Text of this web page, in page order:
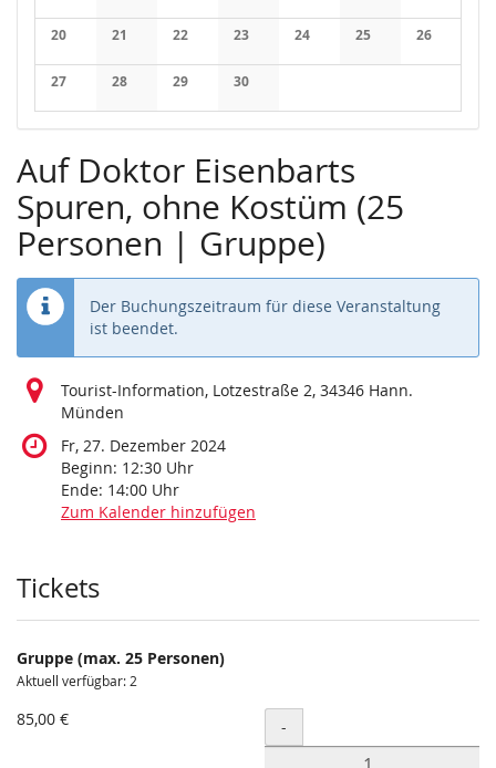
Keine Veranstaltungen
Keine Veranstaltungen
Keine Veranstaltungen
Keine Veranstaltungen
Keine Veranstaltungen
Keine Keine
20
Keine Veranstaltungen
21
Keine Veranstaltungen
22
Keine Veranstaltungen
23
Keine Veranstaltungen
24
Keine Veranstaltungen
25
Keine
26
Keine
27
Keine Veranstaltungen
28
Keine Veranstaltungen
29
Keine Veranstaltungen
30
Keine Veranstaltungen
Auf Doktor Eisenbarts
Spuren, ohne Kostüm (25
Personen | Gruppe)
Der Buchungszeitraum für diese Veranstaltung
ist beendet.
Tourist-Information, Lotzestraße 2, 34346 Hann.
Münden
Fr, 27. Dezember 2024
Beginn: 12:30 Uhr
Ende: 14:00 Uhr
Zum Kalender hinzufügen
Produkte
Tickets
Gruppe (max. 25 Personen)
Aktuell verfügbar: 2
85,00 € Menge
-